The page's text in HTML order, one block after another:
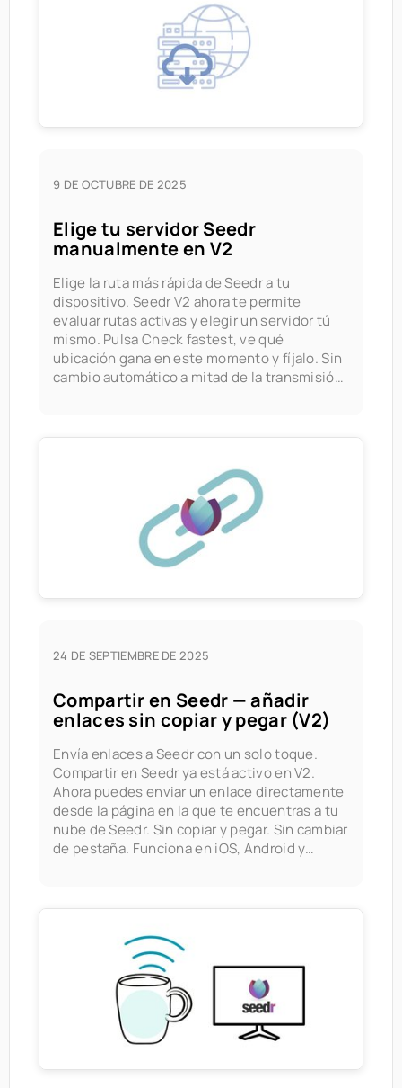
9 DE OCTUBRE DE 2025
Elige tu servidor Seedr
manualmente en V2
Elige la ruta más rápida de Seedr a tu
dispositivo. Seedr V2 ahora te permite
evaluar rutas activas y elegir un servidor tú
mismo. Pulsa Check fastest, ve qué
ubicación gana en este momento y fíjalo. Sin
cambio automático a mitad de la transmisión.
24 DE SEPTIEMBRE DE 2025
Compartir en Seedr — añadir
enlaces sin copiar y pegar (V2)
Envía enlaces a Seedr con un solo toque.
Compartir en Seedr ya está activo en V2.
Ahora puedes enviar un enlace directamente
desde la página en la que te encuentras a tu
nube de Seedr. Sin copiar y pegar. Sin cambiar
de pestaña. Funciona en iOS, Android y